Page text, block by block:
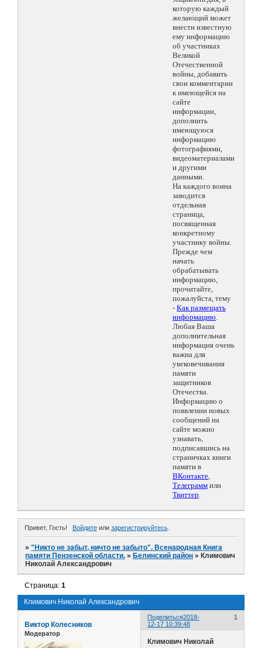
которую каждый
желающий может
внести известную
ему информацию
об участниках
Великой
Отечественной
войны, добавить
свои комментарии
к имеющейся на
сайте
информации,
дополнить
имеющуюся
информацию
фотографиями,
видеоматериалами
и другими
данными.
На каждого воина
заводится
отдельная
страница,
посвященная
конкретному
участнику войны.
Прежде чем
начать
обрабатывать
информацию,
прочитайте,
пожалуйста, тему
- Как размещать
информацию.
Любая Ваша
дополнительная
информация очень
важна для
увековечивания
памяти
защитников
Отечества.
Информацию о
появлении новых
сообщений на
сайте можно
узнавать,
подписавшись на
страничках книги
памяти в
ВКонтакте,
Телеграмм или
Твиттер.
Привет, Гость! Войдитеили зарегистрируйтесь.
»"Никто не забыт, ничто не забыто". Всенародная Книга
памяти Пензенской области. » Белинский район » Климович
Николай Александрович
Климович Николай Александрович
Страница:1
Поделиться 1
2018-
12-17 10:39:48
Виктор Колесников
Модератор
Климович Николай